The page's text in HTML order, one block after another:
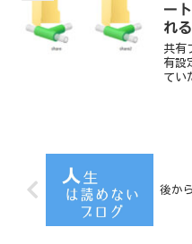
ー
れ
共有
有設
てい
後か